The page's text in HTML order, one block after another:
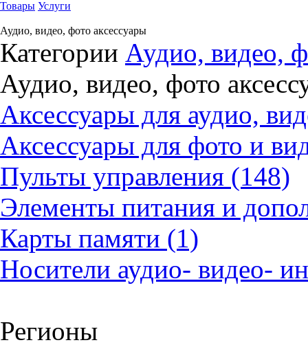
Товары Услуги
Аудио, видео, фото аксессуары
Категории Аудио, видео,
Аудио, видео, фото
Аксессуары для аудио,
Аксессуары для фото и
Пульты управления (148)
Элементы питания и
Карты памяти (1)
Носители аудио- видео-
Регионы